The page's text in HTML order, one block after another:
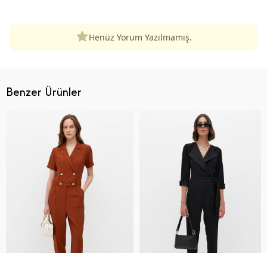
Henüz Yorum Yazılmamış.
Benzer Ürünler